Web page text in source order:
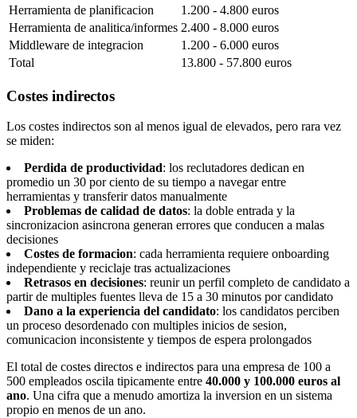
Herramienta de planificacion
1.200 - 4.800 euros
Herramienta de analitica/informes 2.400 - 8.000 euros
Middleware de integracion
1.200 - 6.000 euros
Total
13.800 - 57.800 euros
Costes indirectos
Los costes indirectos son al menos igual de elevados, pero rara vez
se miden:
Perdida de productividad: los reclutadores dedican en
promedio un 30 por ciento de su tiempo a navegar entre
herramientas y transferir datos manualmente
Problemas de calidad de datos: la doble entrada y la
sincronizacion asincrona generan errores que conducen a malas
decisiones
Costes de formacion: cada herramienta requiere onboarding
independiente y reciclaje tras actualizaciones
Retrasos en decisiones: reunir un perfil completo de candidato a
partir de multiples fuentes lleva de 15 a 30 minutos por candidato
Dano a la experiencia del candidato: los candidatos perciben
un proceso desordenado con multiples inicios de sesion,
comunicacion inconsistente y tiempos de espera prolongados
El total de costes directos e indirectos para una empresa de 100 a
500 empleados oscila tipicamente entre 40.000 y 100.000 euros al
ano. Una cifra que a menudo amortiza la inversion en un sistema
propio en menos de un ano.